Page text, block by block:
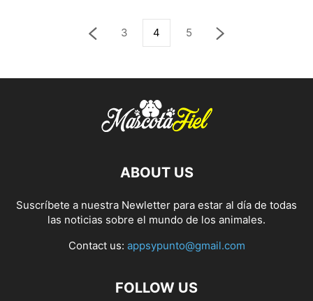
3 4 5
ABOUT US
Suscríbete a nuestra Newletter para estar al día de todas
las noticias sobre el mundo de los animales.
Contact us: appsypunto@gmail.com
FOLLOW US